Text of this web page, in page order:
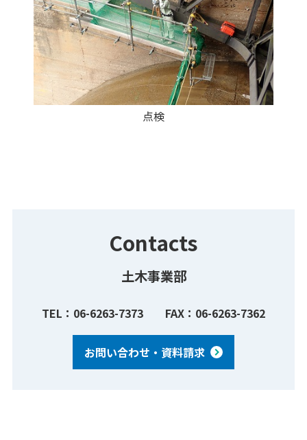
点検
Contacts
土木事業部
TEL：06-6263-7373 FAX：06-6263-7362
お問い合わせ・資料請求